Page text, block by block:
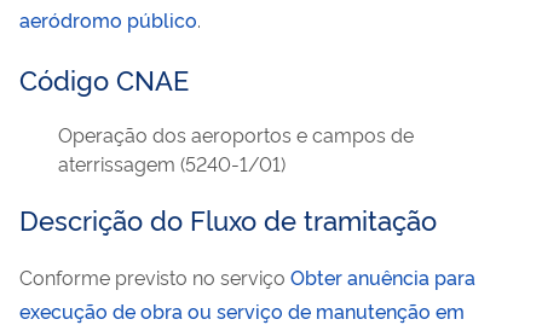
aeródromo público.
Código CNAE
Operação dos aeroportos e campos de
aterrissagem (5240-1/01)
Descrição do Fluxo de tramitação
Conforme previsto no serviço Obter anuência para
execução de obra ou serviço de manutenção em